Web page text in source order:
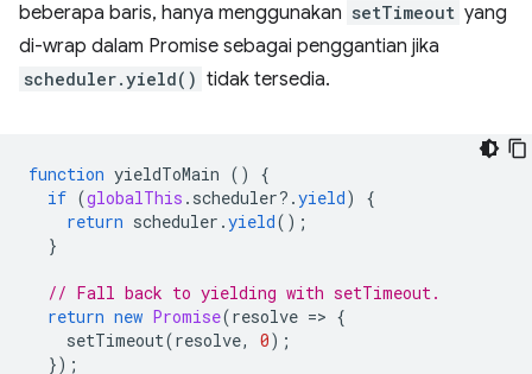
beberapa baris, hanya menggunakan setTimeout yang
di-wrap dalam Promise sebagai penggantian jika
scheduler.yield() tidak tersedia.
function yieldToMain ()
{
if (globalThis . scheduler? .yield)
{
return scheduler .yield();
}
// Fall back to yielding with setTimeout.
return new Promise(resolve => {
setTimeout(resolve, 0);
});